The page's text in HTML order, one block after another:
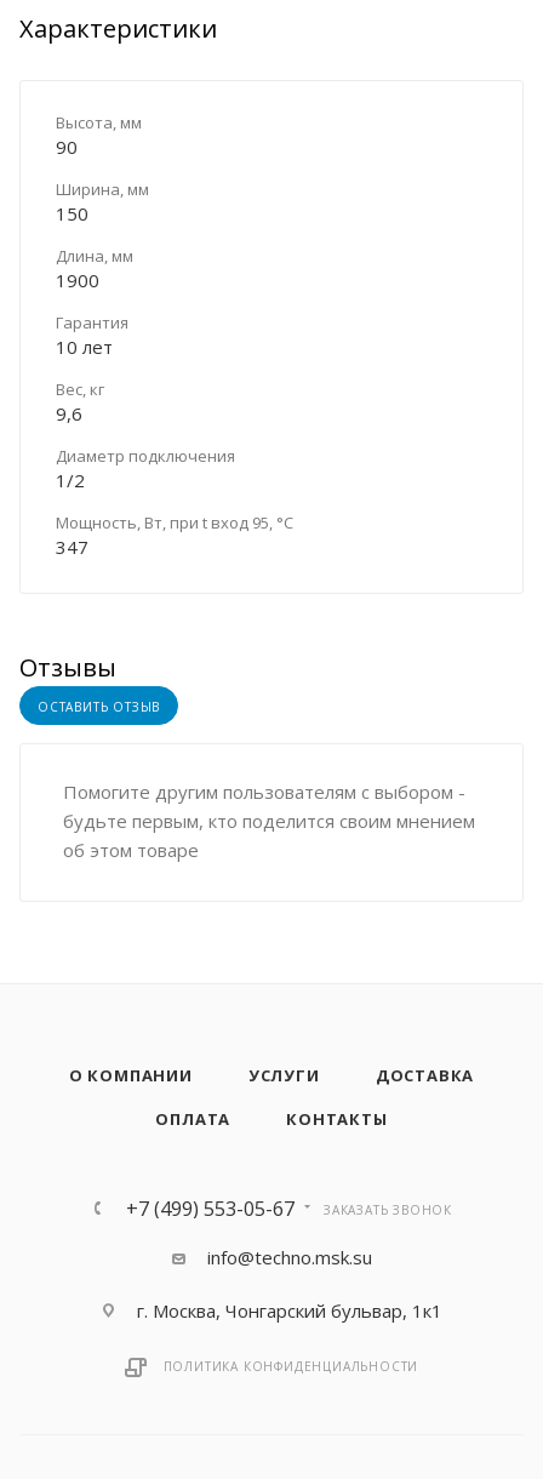
Характеристики
Высота, мм
90
Ширина, мм
150
Длина, мм
1900
Гарантия
10 лет
Вес, кг
9,6
Диаметр подключения
1/2
Мощность, Вт, при t вход 95, °C
347
Отзывы
ОСТАВИТЬ ОТЗЫВ
Помогите другим пользователям с выбором -
будьте первым, кто поделится своим мнением
об этом товаре
О КОМПАНИИ УСЛУГИ
ДОСТАВКА
ОПЛАТА
КОНТАКТЫ
+7 (499) 553-05-67 ЗАКАЗАТЬ ЗВОНОК
info@techno.msk.su
г. Москва, Чонгарский бульвар, 1к1
ПОЛИТИКА КОНФИДЕНЦИАЛЬНОСТИ